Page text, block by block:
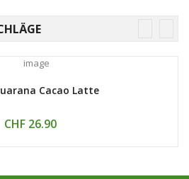
Cacao Latte
CHF 26.90